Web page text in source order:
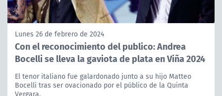
Lunes 26 de febrero de 2024
Con el reconocimiento del publico: Andrea
Bocelli se lleva la gaviota de plata en Viña 2024
El tenor italiano fue galardonado junto a su hijo Matteo
Bocelli tras ser ovacionado por el público de la Quinta
Vergara.